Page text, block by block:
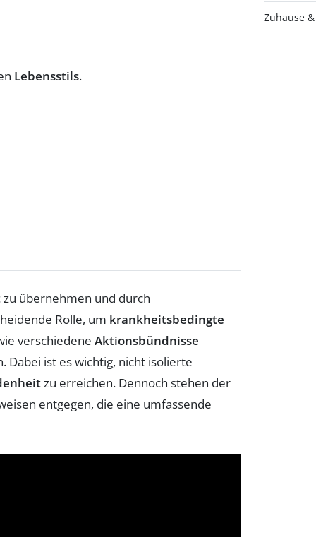
Lebensstils.
zu übernehmen und durch
Rolle, um krankheitsbedingte
verschiedene Aktionsbündnisse
Dabei ist es wichtig, nicht isolierte
zu erreichen. Dennoch stehen der
entgegen, die eine umfassende
Zuhause